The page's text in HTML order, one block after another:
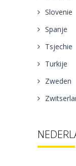
Slovenie
Spanje
Tsjechie
Turkije
Zweden